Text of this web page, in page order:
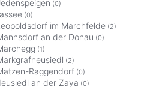
(0)
(0)
im Marchfelde (2)
an der Donau (0)
(1)
(2)
Raggendorf (0)
an der Zaya (0)